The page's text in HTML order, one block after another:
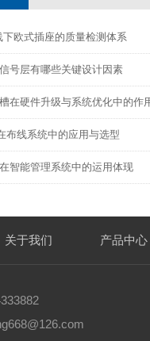
下欧式插座的质量检测体系
号层有哪些关键设计因素
在硬件升级与系统优化中的作
布线系统中的应用与选型
智能管理系统中的运用体现
关于我们 产品中心